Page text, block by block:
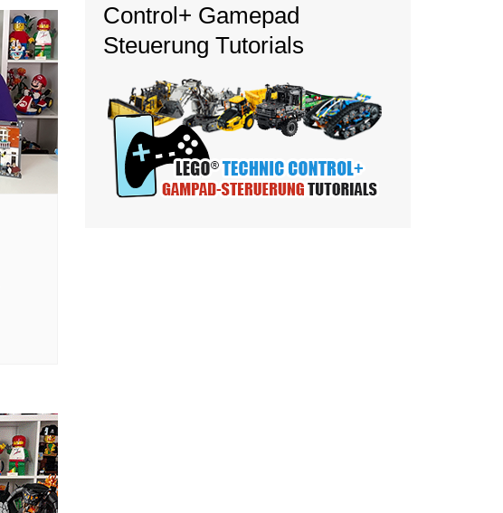
Control+ Gamepad
Steuerung Tutorials